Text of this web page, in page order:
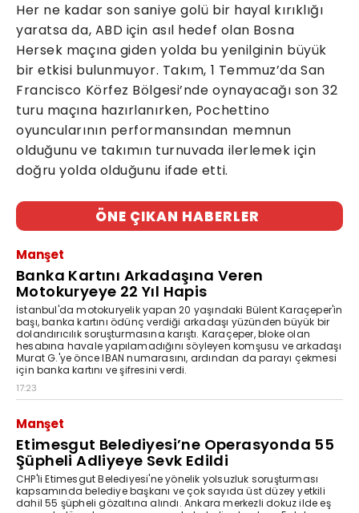
Her ne kadar son saniye golü bir hayal kırıklığı
yaratsa da, ABD için asıl hedef olan Bosna
Hersek maçına giden yolda bu yenilginin büyük
bir etkisi bulunmuyor. Takım, 1 Temmuz’da San
Francisco Körfez Bölgesi’nde oynayacağı son 32
turu maçına hazırlanırken, Pochettino
oyuncularının performansından memnun
olduğunu ve takımın turnuvada ilerlemek için
doğru yolda olduğunu ifade etti.
ÖNE ÇIKAN HABERLER
Manşet
Banka Kartını Arkadaşına Veren
Motokuryeye 22 Yıl Hapis
İstanbul'da motokuryelik yapan 20 yaşındaki Bülent Karaçeper'in
başı, banka kartını ödünç verdiği arkadaşı yüzünden büyük bir
dolandırıcılık soruşturmasına karıştı. Karaçeper, bloke olan
hesabına havale yapılamadığını söyleyen komşusu ve arkadaşı
Murat G.'ye önce IBAN numarasını, ardından da parayı çekmesi
için banka kartını ve şifresini verdi.
17:23
Manşet
Etimesgut Belediyesi’ne Operasyonda 55
Şüpheli Adliyeye Sevk Edildi
CHP'li Etimesgut Belediyesi'ne yönelik yolsuzluk soruşturması
kapsamında belediye başkanı ve çok sayıda üst düzey yetkili
dahil 55 şüpheli gözaltına alındı. Ankara merkezli dokuz ilde eş